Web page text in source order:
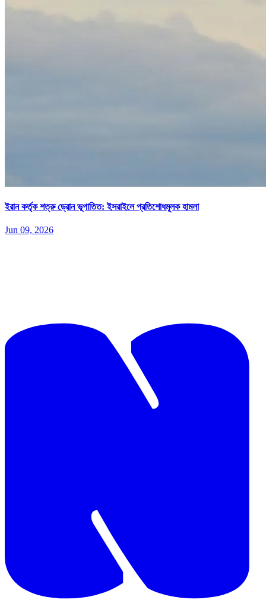
ইরান কর্তৃক শত্রু ড্রোন ভূপাতিত: ইসরাইলে প্রতিশোধমূলক হামলা
Jun 09, 2026